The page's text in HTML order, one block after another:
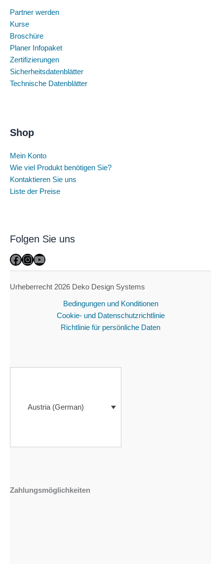
Partner werden
Kurse
Broschüre
Planer Infopaket
Zertifizierungen
Sicherheitsdatenblätter
Technische Datenblätter
Shop
Mein Konto
Wie viel Produkt benötigen Sie?
Kontaktieren Sie uns
Liste der Preise
Folgen Sie uns
Facebook
Instagram
YouTube
Urheberrecht 2026 Deko Design Systems
Bedingungen und Konditionen
Cookie- und Datenschutzrichtlinie
Richtlinie für persönliche Daten
Austria (German)
Zahlungsmöglichkeiten